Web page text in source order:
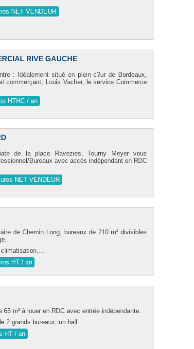
NET VENDEUR
RIVE GAUCHE
: Idéalement situé en plein c?ur de Bordeaux,
commerçant, Louis Vacher, le service Commerce
HTHC / an
de la place Ravezies, Tourny Meyer vous
Bureaux avec accès indépendant en RDC
NET VENDEUR
de Chemin Long, bureaux de 210 m² divisibles
HT / an
65 m² à louer en RDC avec entrée indépendante.
2 grands bureaux, un hall...
HT / an